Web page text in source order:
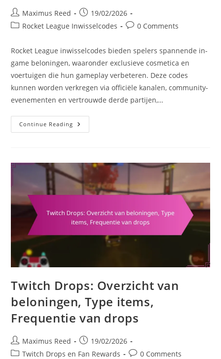
Post
author:
Maximus Reed
Post
published:
19/02/2026
PostRocket League Inwisselcodes
Post0 Comments
Rocket League inwisselcodes bieden spelers spannende in-
game beloningen, waaronder exclusieve cosmetica en
voertuigen die hun gameplay verbeteren. Deze codes
kunnen worden verkregen via officiële kanalen, community-
evenementen en vertrouwde derde partijen,…
Continue Reading Rocket
League
Codebronnen,
Verificatieprocessen
Twitch Drops: Overzicht van
beloningen, Type items,
Frequentie van drops
Post
author:
Maximus Reed
Post
published:
19/02/2026
PostTwitch Drops en Fan Rewards
Post0 Comments